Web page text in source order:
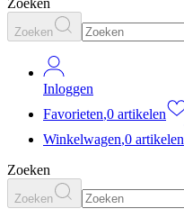
Zoeken
Zoeken
Inloggen
Favorieten,0 artikelen
Winkelwagen,0 artikelen
Zoeken
Zoeken